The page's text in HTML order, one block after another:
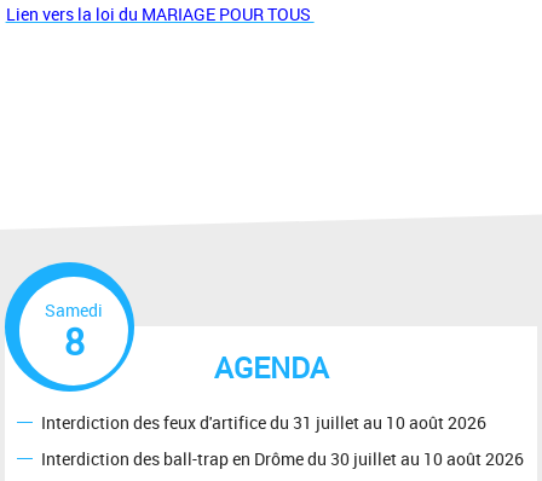
Lien vers la loi du MARIAGE POUR TOUS
AGENDA
Samedi
8
Interdiction des feux d'artifice du 31 juillet au 10 août 2026
Interdiction des ball-trap en Drôme du 30 juillet au 10 août 2026